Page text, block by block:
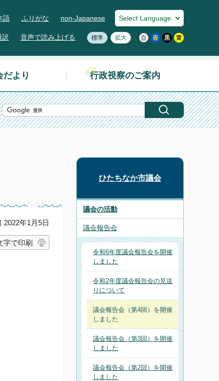
語 ふりがな non-Japanese
訳 音声で読み上げる 標準 拡大
だより 行政視察のご案内
年1月5日
字で印刷
ひたちなか市議会
議会の活動
議会報告会
令和6年度議会報告会を開催
しました
令和2年度議会報告会の見送
りについて
議会報告会（第4回）を開催
しました
議会報告会（第3回）を開催
しました
議会報告会（第2回）を開催
しました